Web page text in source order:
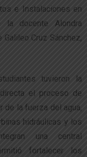
e Instalaciones en
la docente Alondra
Cruz Sánchez,
tuvieron la
el proceso de
de la fuerza del agua,
hidráulicas y los
una central
fortalecer los